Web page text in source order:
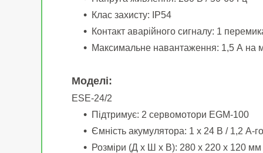
Клас захисту: IP54
Контакт аварійного сигналу: 1
Максимальне навантаження: 1,5 А на
Моделі:
ESE-24/2
Підтримує: 2 сервомотори EGM-100
Ємність акумулятора: 1 x 24 В / 1,2 А-
Розміри (Д x Ш x В): 280 x 220 x 120 мм